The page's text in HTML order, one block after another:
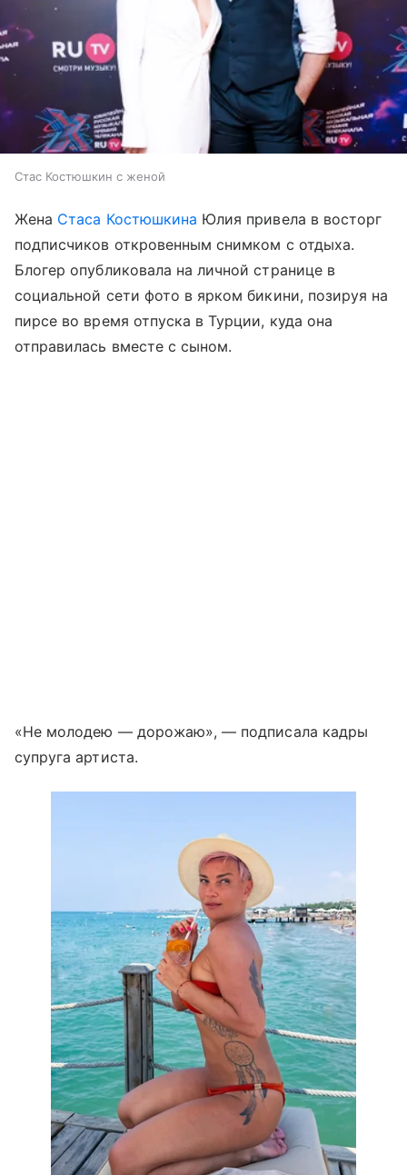
Стас Костюшкин с женой
Жена Стаса Костюшкина Юлия привела в восторг
подписчиков откровенным снимком с отдыха.
Блогер опубликовала на личной странице в
социальной сети фото в ярком бикини, позируя на
пирсе во время отпуска в Турции, куда она
отправилась вместе с сыном.
«Не молодею — дорожаю», — подписала кадры
супруга артиста.